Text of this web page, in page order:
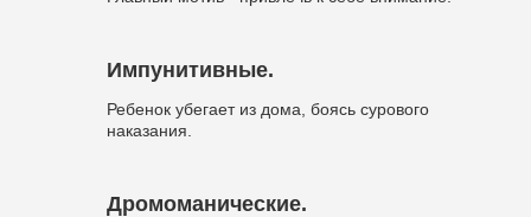
Импунитивные.
Ребенок убегает из дома, боясь сурового
наказания.
Дромоманические.